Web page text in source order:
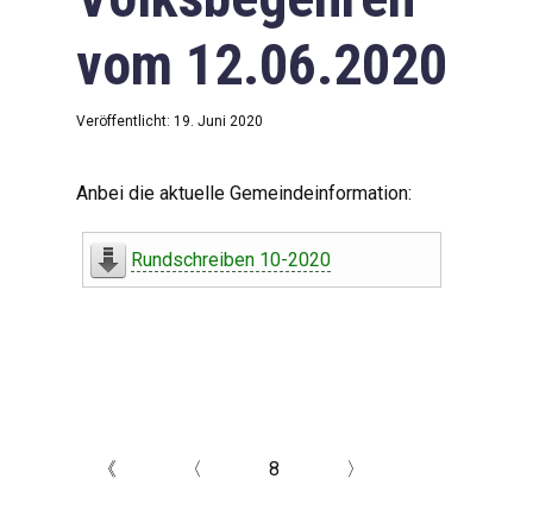
vom 12.06.2020
Veröffentlicht: 19. Juni 2020
Anbei die aktuelle Gemeindeinformation:
Rundschreiben 10-2020
《 〈 8 〉